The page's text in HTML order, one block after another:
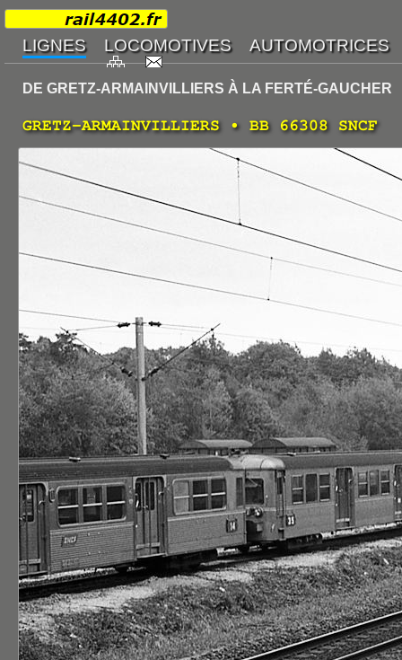
DE GRETZ-ARMAINVILLIERS À LA FERTÉ-GAUCHER
GRETZ-ARMAINVILLIERS • BB 66308 SNCF